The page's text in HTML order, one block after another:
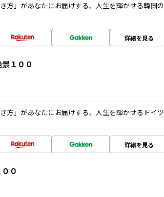
方」があなたにお届けする、人生を輝かせる韓国の
詳細を見る
１００
方」があなたにお届けする、人生を輝かせるドイツ
詳細を見る
０